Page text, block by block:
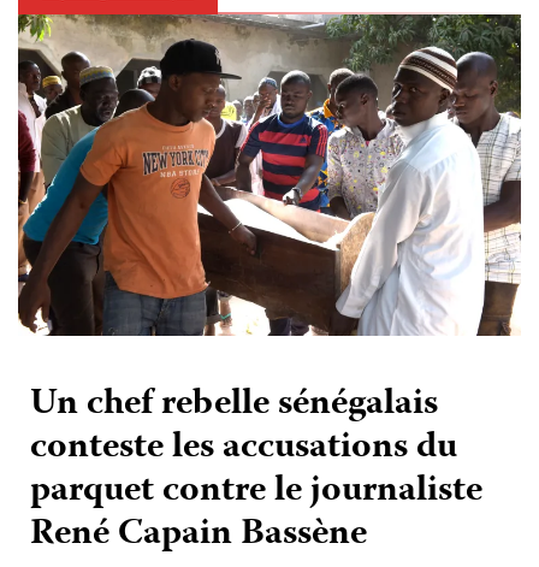
Un chef rebelle sénégalais
conteste les accusations du
parquet contre le journaliste
René Capain Bassène